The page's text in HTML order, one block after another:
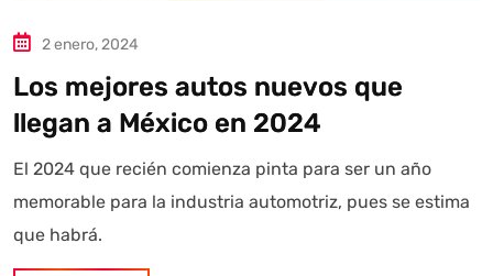
2 enero, 2024
Los mejores autos nuevos que
llegan a México en 2024
El 2024 que recién comienza pinta para ser un año
memorable para la industria automotriz, pues se estima
que habrá.